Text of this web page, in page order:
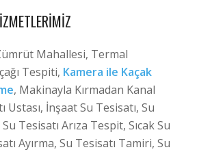
Mahallesi, Termal
Tespiti, Kamera ile Kaçak
, Makinayla Kırmadan Kanal
Ustası, İnşaat Su Tesisatı, Su
Tesisatı Arıza Tespit, Sıcak Su
Ayırma, Su Tesisatı Tamiri, Su